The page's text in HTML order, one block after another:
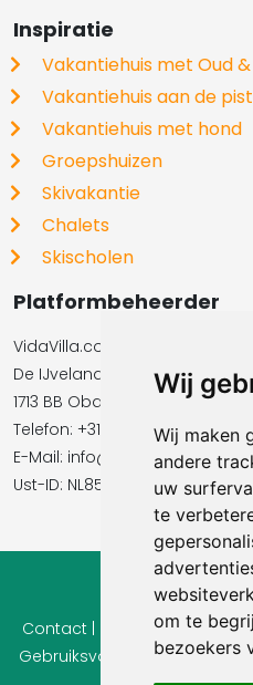
Wij
Wij maken
andere
uw
te
om te
bezoekers
Inspiratie
Vakantiehuis met Oud
Vakantiehuis aan de
Vakantiehuis met hond
Groepshuizen
Skivakantie
Chalets
Skischolen
Platformbeheerder
VidaVilla.com BV
De IJvelandssloot 20
1713 BB Obdam
Telefon: +31854016545
E-Mail:​​​​ info@vidavilla.com
Ust-ID: NL855781919B01
© 2026
Contact Privacy|Cookie
Gebruiksvoorwaarden|